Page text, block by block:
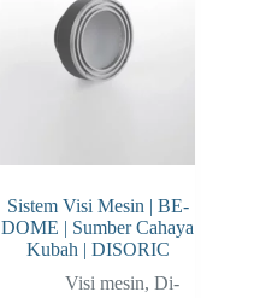
Sistem Visi Mesin | BE-
DOME | Sumber Cahaya
Kubah | DISORIC
Visi mesin, Di-